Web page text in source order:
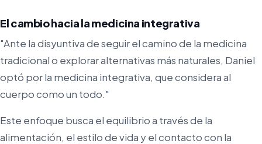
El cambio hacia la medicina integrativa
"Ante la disyuntiva de seguir el camino de la medicina
tradicional o explorar alternativas más naturales, Daniel
optó por la medicina integrativa, que considera al
cuerpo como un todo."
Este enfoque busca el equilibrio a través de la
alimentación, el estilo de vida y el contacto con la